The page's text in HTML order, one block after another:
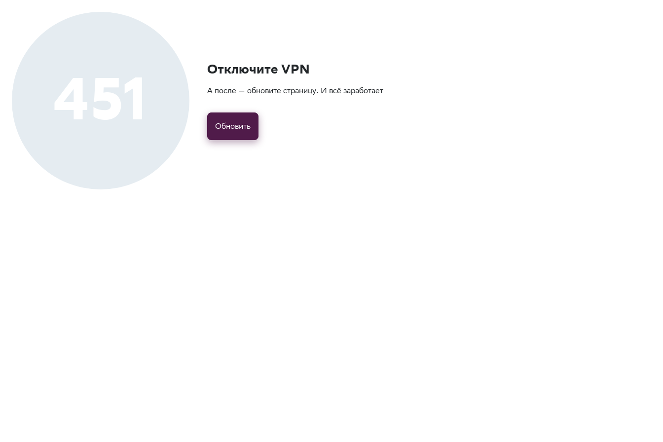
451 Отключите VPN
А после — обновите страницу. И всё заработает
Обновить